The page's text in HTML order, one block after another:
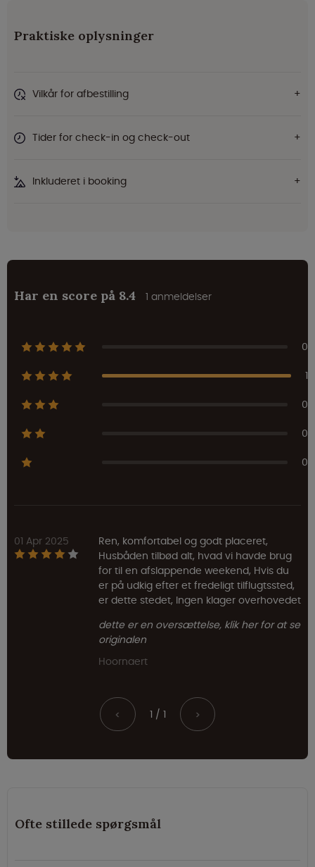
Praktiske oplysninger
Vilkår for afbestilling
Tider for check-in og check-out
Inkluderet i booking
Har en score på 8.4 1 anmeldelser
0
1
0
0
0
01 Apr 2025
Ren, komfortabel og godt placeret,
Husbåden tilbød alt, hvad vi havde brug
for til en afslappende weekend, Hvis du
er på udkig efter et fredeligt tilflugtssted,
er dette stedet, Ingen klager overhovedet
dette er en oversættelse, klik her for at se
originalen
Hoornaert
< 1 / 1 >
Ofte stillede spørgsmål